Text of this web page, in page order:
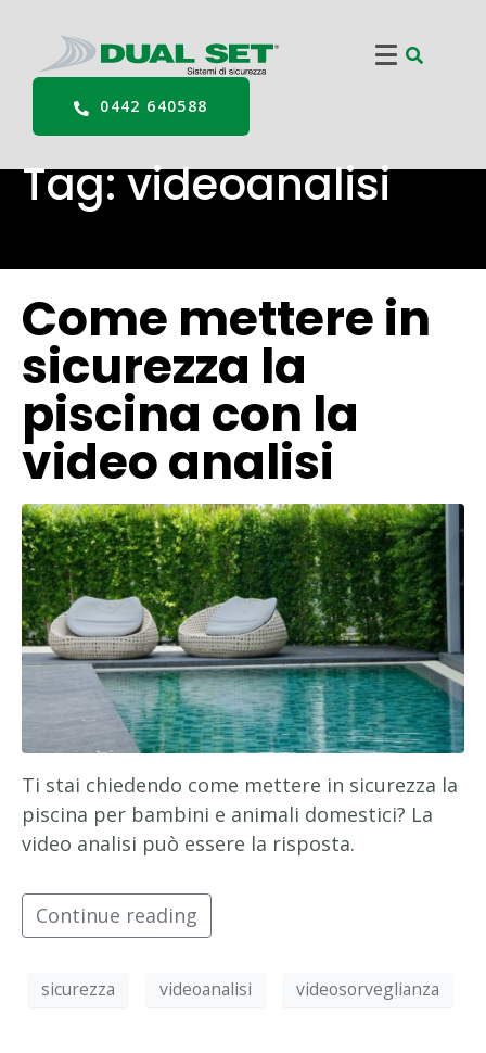
0442 640588
Tag:videoanalisi
Come mettere in
sicurezza la
piscina con la
video analisi
Ti stai chiedendo come mettere in sicurezza la
piscina per bambini e animali domestici? La
video analisi può essere la risposta.
Continue reading
sicurezza videoanalisi videosorveglianza